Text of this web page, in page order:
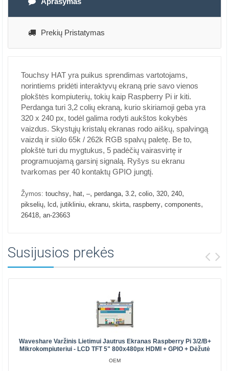
Prekių Pristatymas
Touchsy HAT yra puikus sprendimas vartotojams,
norintiems pridėti interaktyvų ekraną prie savo vienos
plokštės kompiuterių, tokių kaip Raspberry Pi ir kiti.
Perdanga turi 3,2 colių ekraną, kurio skiriamoji geba yra
320 x 240 px, todėl galima rodyti aukštos kokybės
vaizdus. Skystųjų kristalų ekranas rodo aiškų, spalvingą
vaizdą ir siūlo 65k / 262k RGB spalvų paletę. Be to,
plokštė turi du mygtukus, 5 padėčių vairasvirtę ir
programuojamą garsinį signalą. Ryšys su ekranu
tvarkomas per 40 kontaktų GPIO jungtį.
Žymos: touchsy, hat, –, perdanga, 3.2, colio, 320, 240,
pikselių, lcd, jutikliniu, ekranu, skirta, raspberry, components,
26418, an-23663
Susijusios prekės
Waveshare Varžinis Lietimui Jautrus Ekranas Raspberry Pi 3/2/B+
Mikrokompiuteriui - LCD TFT 5" 800x480px HDMI + GPIO + Dėžutė
OEM